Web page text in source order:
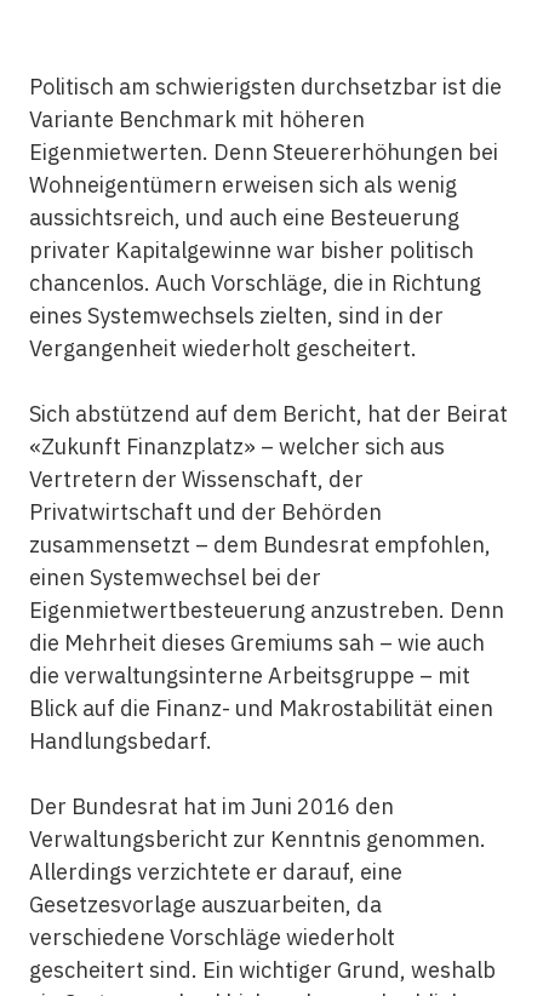
Politisch am schwierigsten durchsetzbar ist die
Variante Benchmark mit höheren
Eigenmietwerten. Denn Steuererhöhungen bei
Wohneigentümern erweisen sich als wenig
aussichtsreich, und auch eine Besteuerung
privater Kapitalgewinne war bisher politisch
chancenlos. Auch Vorschläge, die in Richtung
eines Systemwechsels zielten, sind in der
Vergangenheit wiederholt gescheitert.
Sich abstützend auf dem Bericht, hat der Beirat
«Zukunft Finanzplatz» – welcher sich aus
Vertretern der Wissenschaft, der
Privatwirtschaft und der Behörden
zusammensetzt – dem Bundesrat empfohlen,
einen Systemwechsel bei der
Eigenmietwertbesteuerung anzustreben. Denn
die Mehrheit dieses Gremiums sah – wie auch
die verwaltungsinterne Arbeitsgruppe – mit
Blick auf die Finanz- und Makrostabilität einen
Handlungsbedarf.
Der Bundesrat hat im Juni 2016 den
Verwaltungsbericht zur Kenntnis genommen.
Allerdings verzichtete er darauf, eine
Gesetzesvorlage auszuarbeiten, da
verschiedene Vorschläge wiederholt
gescheitert sind. Ein wichtiger Grund, weshalb